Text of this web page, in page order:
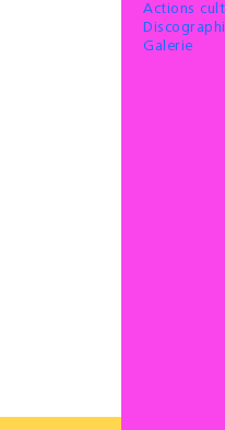
Actions
Galerie